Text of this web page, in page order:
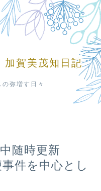
賀美茂知日記
弥増す日々
随時更新
件を中心とし